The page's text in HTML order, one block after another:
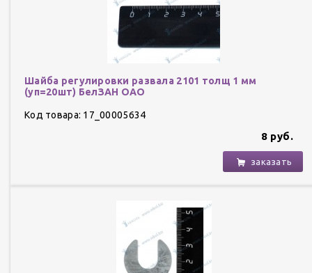
Шайба регулировки развала 2101 толщ 1 мм
(уп=20шт) БелЗАН ОАО
Код товара: 17_00005634
8 руб.
заказать